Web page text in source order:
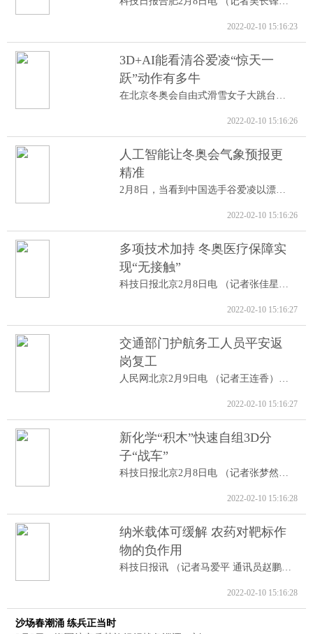
2022-02-10 15:16:23
3D+AI能看清谷爱凌“惊天一
跃”动作有多牛
在北京冬奥会自由式滑雪女子大跳台决赛中...
2022-02-10 15:16:26
人工智能让冬奥会气象预报更
精准
2月8日，当看到中国选手谷爱凌以漂亮的高...
2022-02-10 15:16:26
多项技术加持 冬奥医疗保障实
现“无接触”
科技日报北京2月8日电 （记者张佳星）记...
2022-02-10 15:16:27
交通部门护航务工人员平安返
岗复工
人民网北京2月9日电 （记者王连香）记者...
2022-02-10 15:16:27
新化学“积木”快速自组3D分
子“战车”
科技日报北京2月8日电 （记者张梦然）据...
2022-02-10 15:16:28
纳米载体可缓解 农药对靶标作
物的负作用
科技日报讯 （记者马爱平 通讯员赵鹏跃...
2022-02-10 15:16:28
沙场春潮涌 练兵正当时